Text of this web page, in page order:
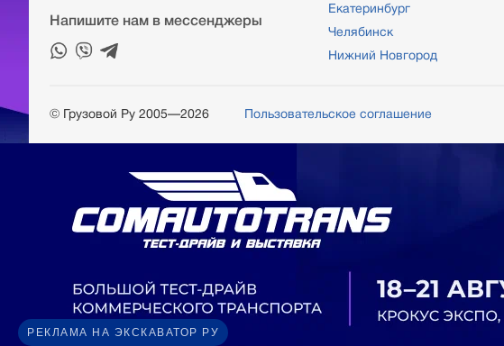
Напишите нам в мессенджеры
Екатеринбург
Челябинск
Нижний Новгород
© Грузовой Ру 2005—2026 Пользовательское соглашение